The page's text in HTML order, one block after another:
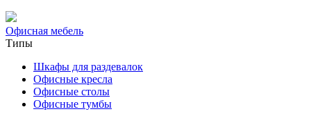
Офисная мебель
Типы
Шкафы для раздевалок
Офисные кресла
Офисные столы
Офисные тумбы